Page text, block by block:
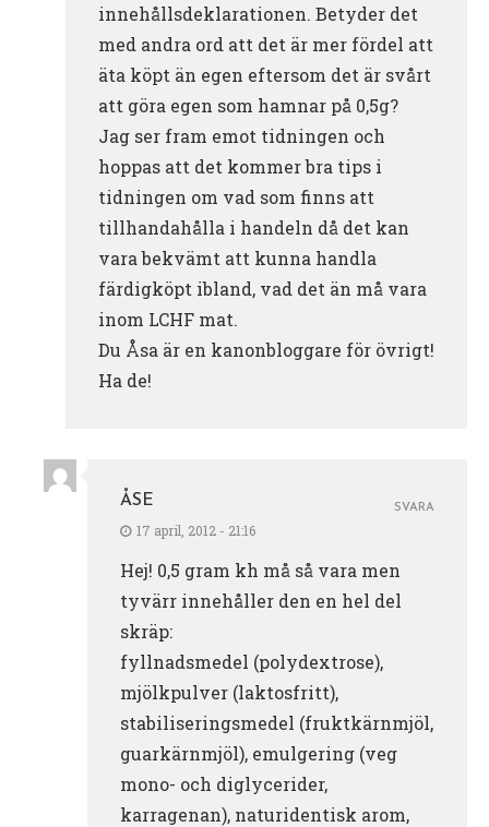
innehållsdeklarationen. Betyder det
med andra ord att det är mer fördel att
äta köpt än egen eftersom det är svårt
att göra egen som hamnar på 0,5g?
Jag ser fram emot tidningen och
hoppas att det kommer bra tips i
tidningen om vad som finns att
tillhandahålla i handeln då det kan
vara bekvämt att kunna handla
färdigköpt ibland, vad det än må vara
inom LCHF mat.
Du Åsa är en kanonbloggare för övrigt!
Ha de!
ÅSE
17 april, 2012 - 21:16
Hej! 0,5 gram kh må så vara men
tyvärr innehåller den en hel del
skräp:
fyllnadsmedel (polydextrose),
mjölkpulver (laktosfritt),
stabiliseringsmedel (fruktkärnmjöl,
guarkärnmjöl), emulgering (veg
mono- och diglycerider,
karragenan), naturidentisk arom,
SVARA